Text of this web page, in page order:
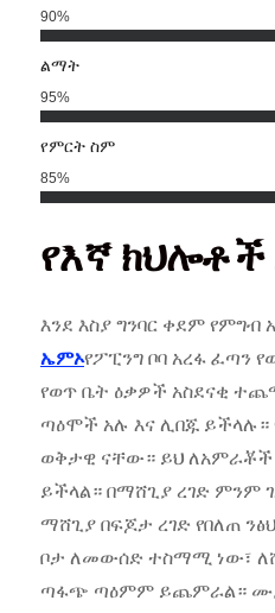
90%
ልማት
95%
የምርት ስም
85%
የእኛ
እንደ እስያ ግንባር ቀደም የምግብ
ኤምኦየፖፒንግ ቦባ አረፋ ፈጣን
የወጥ ቤት ዕቃዎች አስደናቂ
ጣዕሞች አሉ እና ሊበጁ
ወቅታዊ ናቸው። ይህ
ይችላል። በማሸጊያ ረገድ ምንም
ማሸጊያ በፍጆታ ረገድ የበለጠ
ቦታ ለመውሰድ ተስማሚ ነው፣
ጣፋጭ ጣዕምም ይጨምራል።